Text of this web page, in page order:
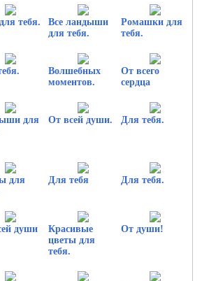
тебя.
Все ландыши
для тебя.
Ромашки для
тебя.
Волшебных
моментов.
От всего
сердца
для
От всей души. Для тебя.
для
Для тебя Для тебя.
души
Красивые
цветы для
тебя.
От души!